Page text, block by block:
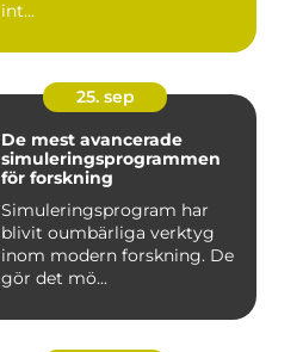
int...
25. sep
De mest avancerade
simuleringsprogrammen
för forskning
Simuleringsprogram har
blivit oumbärliga verktyg
inom modern forskning. De
gör det mö...